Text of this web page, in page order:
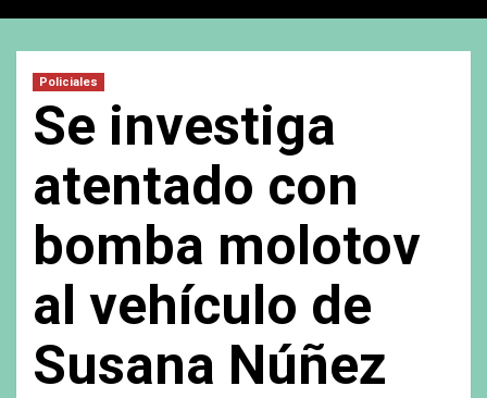
Policiales
Se investiga
atentado con
bomba molotov
al vehículo de
Susana Núñez